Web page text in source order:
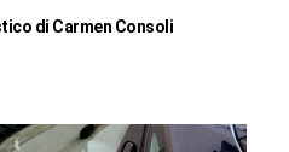
di Carmen Consoli